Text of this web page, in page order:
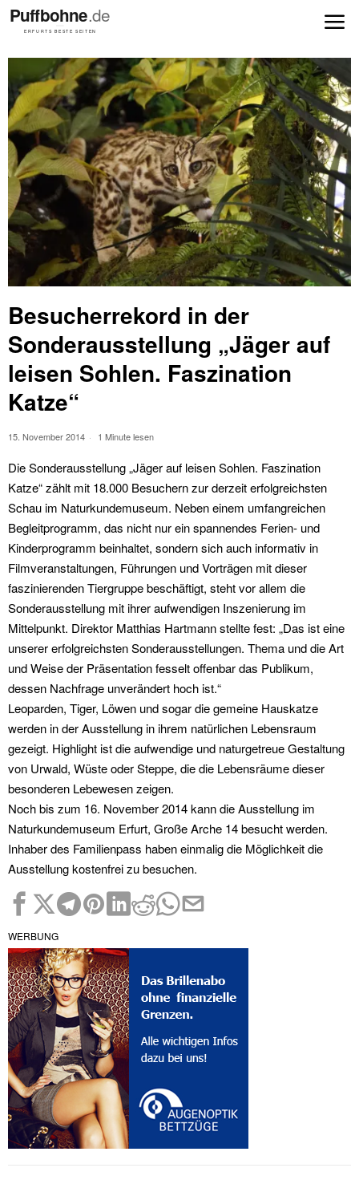
Besucherrekord in der
Sonderausstellung „Jäger auf
leisen Sohlen. Faszination
Katze“
15. November 2014 1 Minute lesen
Die Sonderausstellung „Jäger auf leisen Sohlen. Faszination
Katze“ zählt mit 18.000 Besuchern zur derzeit erfolgreichsten
Schau im Naturkundemuseum. Neben einem umfangreichen
Begleitprogramm, das nicht nur ein spannendes Ferien- und
Kinderprogramm beinhaltet, sondern sich auch informativ in
Filmveranstaltungen, Führungen und Vorträgen mit dieser
faszinierenden Tiergruppe beschäftigt, steht vor allem die
Sonderausstellung mit ihrer aufwendigen Inszenierung im
Mittelpunkt. Direktor Matthias Hartmann stellte fest: „Das ist eine
unserer erfolgreichsten Sonderausstellungen. Thema und die Art
und Weise der Präsentation fesselt offenbar das Publikum,
dessen Nachfrage unverändert hoch ist.“
Leoparden, Tiger, Löwen und sogar die gemeine Hauskatze
werden in der Ausstellung in ihrem natürlichen Lebensraum
gezeigt. Highlight ist die aufwendige und naturgetreue Gestaltung
von Urwald, Wüste oder Steppe, die die Lebensräume dieser
besonderen Lebewesen zeigen.
Noch bis zum 16. November 2014 kann die Ausstellung im
Naturkundemuseum Erfurt, Große Arche 14 besucht werden.
Inhaber des Familienpass haben einmalig die Möglichkeit die
Ausstellung kostenfrei zu besuchen.
WERBUNG